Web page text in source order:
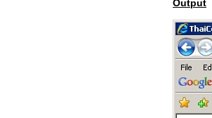
Output